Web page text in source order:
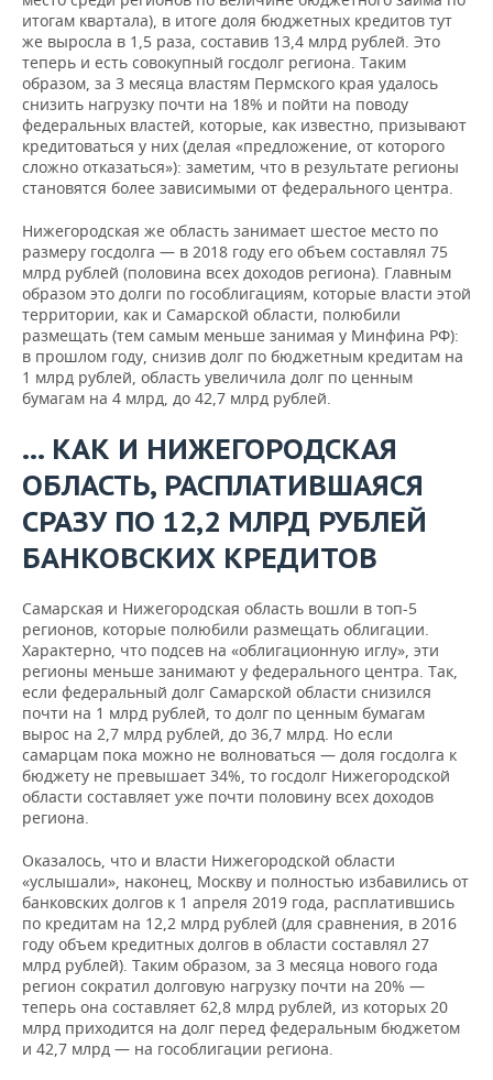
итогам квартала), в итоге доля бюджетных кредитов тут
же выросла в 1,5 раза, составив 13,4 млрд рублей. Это
теперь и есть совокупный госдолг региона. Таким
образом, за 3 месяца властям Пермского края удалось
снизить нагрузку почти на 18% и пойти на поводу
федеральных властей, которые, как известно, призывают
кредитоваться у них (делая «предложение, от которого
сложно отказаться»): заметим, что в результате регионы
становятся более зависимыми от федерального центра.
Нижегородская же область занимает шестое место по
размеру госдолга — в 2018 году его объем составлял 75
млрд рублей (половина всех доходов региона). Главным
образом это долги по гособлигациям, которые власти этой
территории, как и Самарской области, полюбили
размещать (тем самым меньше занимая у Минфина РФ):
в прошлом году, снизив долг по бюджетным кредитам на
1 млрд рублей, область увеличила долг по ценным
бумагам на 4 млрд, до 42,7 млрд рублей.
… КАК И НИЖЕГОРОДСКАЯ
ОБЛАСТЬ, РАСПЛАТИВШАЯСЯ
СРАЗУ ПО 12,2 МЛРД РУБЛЕЙ
БАНКОВСКИХ КРЕДИТОВ
Самарская и Нижегородская область вошли в топ-5
регионов, которые полюбили размещать облигации.
Характерно, что подсев на «облигационную иглу», эти
регионы меньше занимают у федерального центра. Так,
если федеральный долг Самарской области снизился
почти на 1 млрд рублей, то долг по ценным бумагам
вырос на 2,7 млрд рублей, до 36,7 млрд. Но если
самарцам пока можно не волноваться — доля госдолга к
бюджету не превышает 34%, то госдолг Нижегородской
области составляет уже почти половину всех доходов
региона.
Оказалось, что и власти Нижегородской области
«услышали», наконец, Москву и полностью избавились от
банковских долгов к 1 апреля 2019 года, расплатившись
по кредитам на 12,2 млрд рублей (для сравнения, в 2016
году объем кредитных долгов в области составлял 27
млрд рублей). Таким образом, за 3 месяца нового года
регион сократил долговую нагрузку почти на 20% —
теперь она составляет 62,8 млрд рублей, из которых 20
млрд приходится на долг перед федеральным бюджетом
и 42,7 млрд — на гособлигации региона.